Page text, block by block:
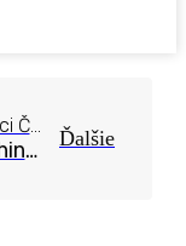
Nasledujúci Článok
Juraj Schindler: Mária ako vzor pre novú evanjelizáciu súčasných rodín. Ďalšie